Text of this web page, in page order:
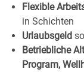
Flexible
in Schichten
Urlaubsgeld
Betriebliche
Program,